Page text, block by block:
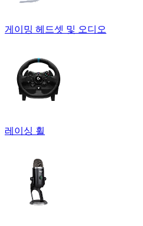
게이밍 헤드셋 및 오디오
레이싱 휠